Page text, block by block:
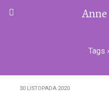
Tags
30 LISTOPADA 2020